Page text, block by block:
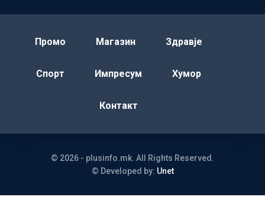
Промо Магазин Здравје
Спорт Импресум Хумор
Контакт
© 2026 - plusinfo.mk. All Rights Reserved.
© Developed by: Unet